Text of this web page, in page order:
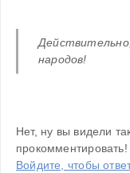
народов!
Нет, ну вы видели
прокомментировать!
Войдите, чтобы